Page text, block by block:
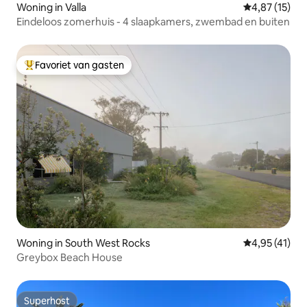
Woning in Valla Gemiddelde
4,87 (15)
Eindeloos zomerhuis - 4 slaapkamers, zwembad en buiten
Topfavoriet van gasten
Favoriet van gasten
Woning in South West Rocks Gemiddelde
4,95 (41)
Greybox Beach House
Superhost